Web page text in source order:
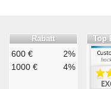
Rabatt
600 €
2%
1000 €
4%
Top